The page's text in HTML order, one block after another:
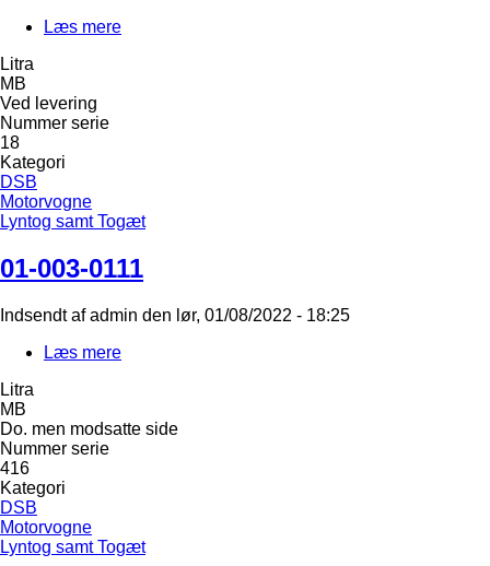
Læs mere
Litra
MB
Ved levering
Nummer serie
18
Kategori
DSB
Motorvogne
Lyntog samt Togæt
01-003-0111
Indsendt afadmin den lør, 01/08/2022 - 18:25
Læs mere
Litra
MB
Do. men modsatte side
Nummer serie
416
Kategori
DSB
Motorvogne
Lyntog samt Togæt